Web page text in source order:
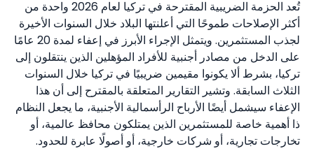
تُعد الحزمة الضريبية المقترحة في تركيا لعام 2026 واحدة من
أكثر الإصلاحات طموحًا التي أعلنتها البلاد خلال السنوات الأخيرة
لجذب المستثمرين. ويتمثل الإجراء الأبرز في إعفاء لمدة 20 عامًا
على الدخل من مصادر أجنبية للأفراد المؤهلين الذين ينتقلون إلى
تركيا، بشرط ألا يكونوا مقيمين ضريبيًا في تركيا خلال السنوات
الثلاث السابقة. وتشير التقارير المتعلقة بالمقترح إلى أن هذا
الإعفاء سيشمل أيضًا الأرباح الرأسمالية الأجنبية، ما يجعل النظام
ذا أهمية خاصة للمستثمرين الذين يمتلكون محافظ عالمية، أو
تخارجات تجارية، أو شركات خارجية، أو أصولًا عابرة للحدود.